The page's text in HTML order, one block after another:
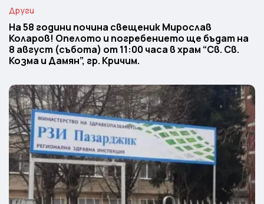
Други
На 58 години почина свещеник Мирослав
Коларов! Опелото и погребението ще бъдат на
8 август (събота) от 11:00 часа в храм “Св. Св.
Козма и Дамян”, гр. Кричим.